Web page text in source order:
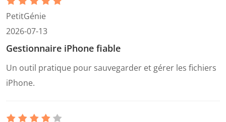
PetitGénie
2026-07-13
Gestionnaire iPhone fiable
Un outil pratique pour sauvegarder et gérer les fichiers
iPhone.